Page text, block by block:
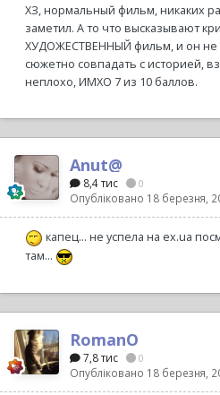
ХЗ, нормальный фильм, никаких
заметил. А то что высказывают
ХУДОЖЕСТВЕННЫЙ фильм, и он не
сюжетно совпадать с историей,
неплохо, ИМХО 7 из 10 баллов.
Anut@
8,4 тис 0
Опубліковано 18 березня,
капец... не успела на ех.ua
там...
RomanO
7,8 тис 0
Опубліковано 18 березня,